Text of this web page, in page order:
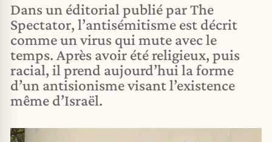
Dans un éditorial publié par The
Spectator, l’antisémitisme est décrit
comme un virus qui mute avec le
temps. Après avoir été religieux, puis
racial, il prend aujourd’hui la forme
d’un antisionisme visant l’existence
même d’Israël.